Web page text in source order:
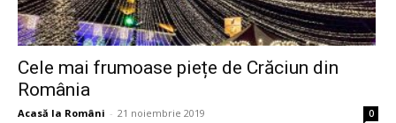
Cele mai frumoase piețe de Crăciun din
România
Acasă la Români - 21 noiembrie 2019 0